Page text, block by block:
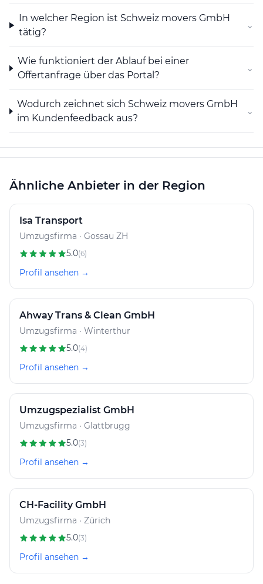
In welcher Region ist Schweiz movers GmbH
tätig?
⌄
Wie funktioniert der Ablauf bei einer
Offertanfrage über das Portal?
⌄
Wodurch zeichnet sich Schweiz movers GmbH
im Kundenfeedback aus?
⌄
Ähnliche Anbieter in der Region
Isa Transport
Umzugsfirma · Gossau ZH
5.0(6)
Profil ansehen →
Ahway Trans & Clean GmbH
Umzugsfirma · Winterthur
5.0(4)
Profil ansehen →
Umzugspezialist GmbH
Umzugsfirma · Glattbrugg
5.0(3)
Profil ansehen →
CH-Facility GmbH
Umzugsfirma · Zürich
5.0(3)
Profil ansehen →